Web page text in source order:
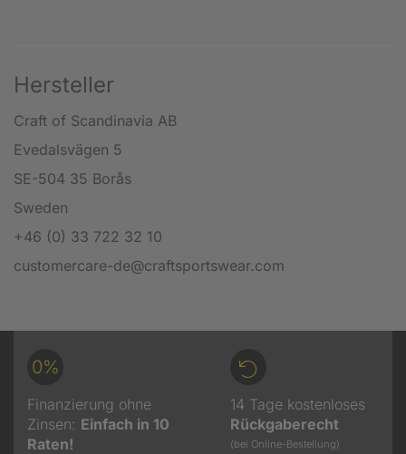
Hersteller
Craft of Scandinavia AB
Evedalsvägen 5
SE-504 35 Borås
Sweden
+46 (0) 33 722 32 10
customercare-de@craftsportswear.com
0%
Finanzierung ohne
Zinsen: Einfach in 10
Raten!
14 Tage kostenloses
Rückgaberecht
(bei Online-Bestellung)